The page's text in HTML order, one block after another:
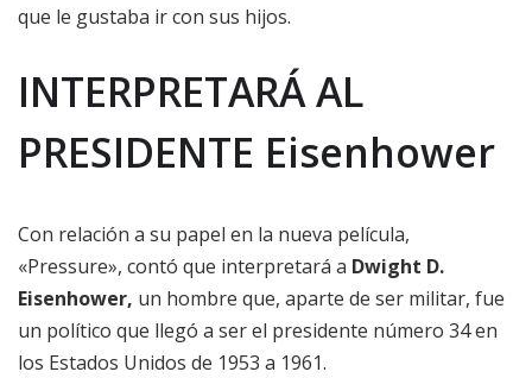
que le gustaba ir con sus hijos.
INTERPRETARÁ AL
PRESIDENTE Eisenhower
Con relación a su papel en la nueva película,
«Pressure», contó que interpretará a Dwight D.
Eisenhower, un hombre que, aparte de ser militar, fue
un político que llegó a ser el presidente número 34 en
los Estados Unidos de 1953 a 1961.